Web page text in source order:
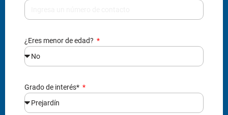
Grado de interés*
Nombre (s) del acudiente*